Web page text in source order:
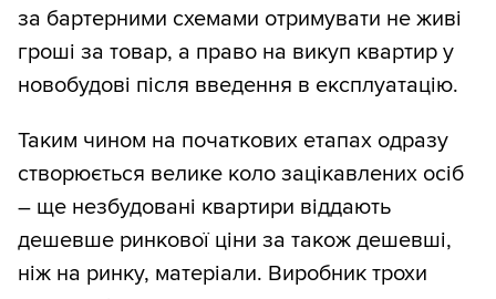
за бартерними схемами отримувати не живі
гроші за товар, а право на викуп квартир у
новобудові після введення в експлуатацію.
Таким чином на початкових етапах одразу
створюється велике коло зацікавлених осіб
– ще незбудовані квартири віддають
дешевше ринкової ціни за також дешевші,
ніж на ринку, матеріали. Виробник трохи